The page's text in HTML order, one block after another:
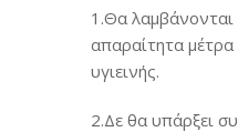
1.Θα λαμβάνονται
απαραίτητα
υγιεινής.
2.Δε θα υπάρξει